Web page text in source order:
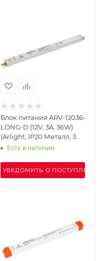
Блок питания ARV-12036-
LONG-D (12V, 3A, 36W)
(Arlight, IP20 Металл, 3
года)
Есть в наличии
УВЕДОМИТЬ О ПОСТУПЛЕНИИ